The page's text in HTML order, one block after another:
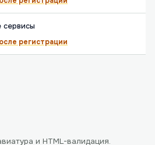
сервисы
регистрации
и HTML-валидация.